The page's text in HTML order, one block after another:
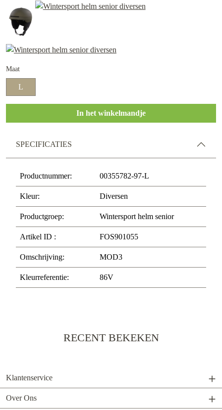
Maat
L
In het winkelmandje
SPECIFICATIES
Productnummer: 00355782-97-L
Kleur: Diversen
Productgroep: Wintersport helm senior
Artikel ID : FOS901055
Omschrijving: MOD3
Kleurreferentie: 86V
RECENT BEKEKEN
Klantenservice
Over Ons